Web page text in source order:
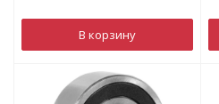
В корзину